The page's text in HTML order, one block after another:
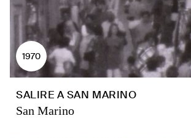
1970
SALIRE A SAN MARINO
San Marino